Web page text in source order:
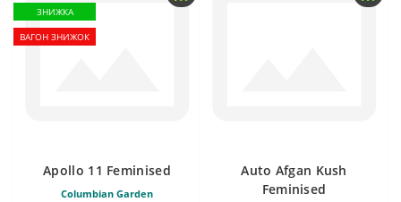
ЗНИЖКА
ВАГОН ЗНИЖОК
Apollo 11 Feminised
Columbian Garden
Auto Afgan Kush
Feminised